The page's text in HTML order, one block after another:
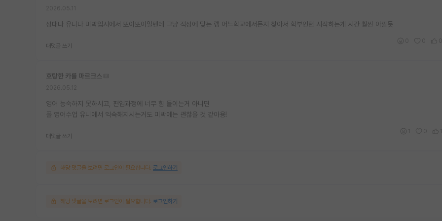
성대나 유니나 미박입시에서 또이또이일텐데 그냥 적성에 맞는 랩 어느학교에서든지 찾아서 학부인턴 시작하는게 시간 훨씬 아낄듯
대댓글 쓰기
호탕한 카를 마르크스
영어 능숙하지 못하시고, 편입과정에 너무 힘 들이는거 아니면
풀 영어수업 유니에서 익숙해지시는거도 미박에는 괜찮을 것 같아용!
대댓글 쓰기
해당 댓글을 보려면 로그인이 필요합니다. 로그인하기
해당 댓글을 보려면 로그인이 필요합니다. 로그인하기